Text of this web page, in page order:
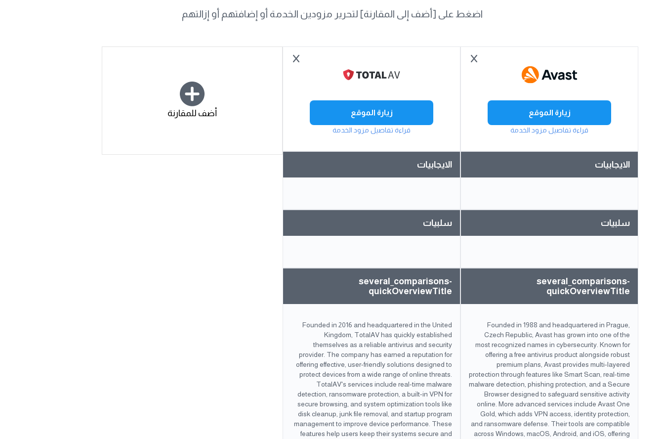
اضغط على [أضف إلى المقارنة] لتحرير مزودين الخدمة أو إضافتهم أو إزالتهم
زيارة الموقع
قراءة تفاصيل مزود الخدمة
زيارة الموقع
قراءة تفاصيل مزود الخدمة
الايجابيات الايجابيات
سلبيات سلبيات
several_comparisons-
quickOverviewTitle
Founded in 1988 and headquartered in Prague,
Czech Republic, Avast has grown into one of the
most recognized names in cybersecurity. Known for
offering a free antivirus product alongside robust
premium plans, Avast provides multi-layered
protection through features like Smart Scan, real-time
malware detection, phishing protection, and a Secure
Browser designed to safeguard sensitive activity
online. More advanced services include Avast One
Gold, which adds VPN access, identity protection,
and ransomware defense. Their tools are compatible
across Windows, macOS, Android, and iOS, offering
several_comparisons-
quickOverviewTitle
Founded in 2016 and headquartered in the United
Kingdom, TotalAV has quickly established
themselves as a reliable antivirus and security
provider. The company has earned a reputation for
offering effective, user-friendly solutions designed to
protect devices from a wide range of online threats.
TotalAV's services include real-time malware
detection, ransomware protection, a built-in VPN for
secure browsing, and system optimization tools like
disk cleanup, junk file removal, and startup program
management to improve device performance. These
features help users keep their systems secure and
أضف للمقارنة